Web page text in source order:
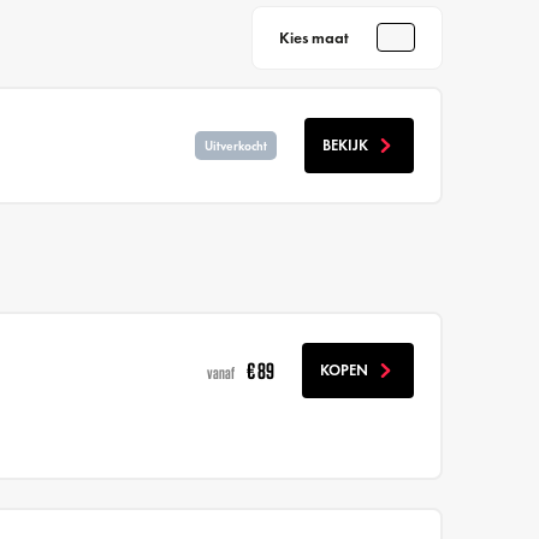
Kies maat
Uitverkocht BEKIJK
vanaf € 89 KOPEN